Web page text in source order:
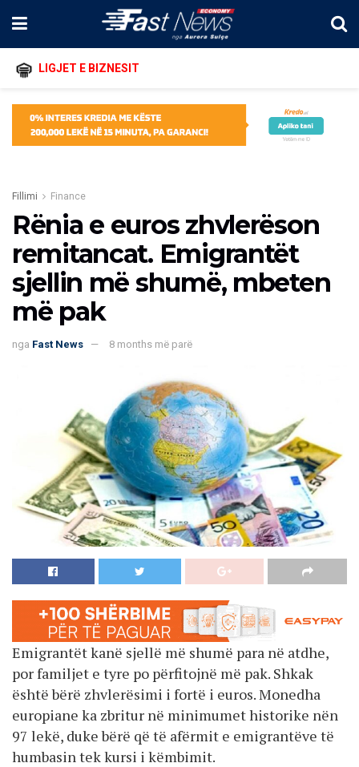
LIGJET E BIZNESIT
Fillimi Finance
Rënia e euros zhvlerëson
remitancat. Emigrantët
sjellin më shumë, mbeten
më pak
nga Fast News 8 months më parë
Emigrantët kanë sjellë më shumë para në atdhe,
por familjet e tyre po përfitojnë më pak. Shkak
është bërë zhvlerësimi i fortë i euros. Monedha
europiane ka zbritur në minimumet historike nën
97 lekë, duke bërë që të afërmit e emigrantëve të
humbasin tek kursi i këmbimit.